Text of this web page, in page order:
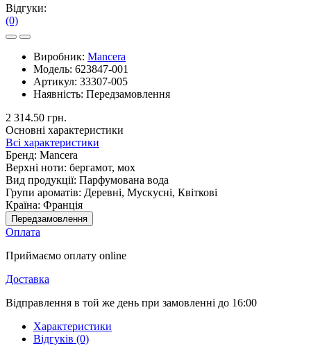
Відгуки:
(0)
Виробник: Mancera
Модель: 623847-001
Артикул: 33307-005
Наявність: Передзамовлення
2 314.50 грн.
Основні характеристики
Всі характеристики
Бренд: Mancera
Верхні ноти: бергамот, мох
Вид продукції: Парфумована вода
Групи ароматів: Деревні, Мускусні, Квіткові
Країна: Франція
Передзамовлення
Оплата
Приймаємо оплату online
Доставка
Відправлення в той же день при замовленні до 16:00
Характеристики
Відгуків (0)